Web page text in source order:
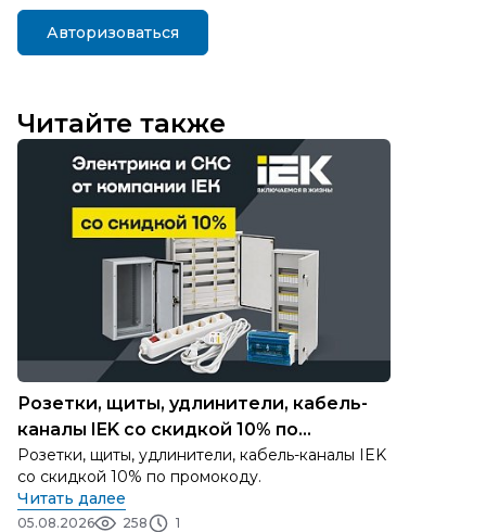
Авторизоваться
Читайте также
Розетки, щиты, удлинители, кабель-
каналы IEK со скидкой 10% по
промокоду
Розетки, щиты, удлинители, кабель-каналы IEK
со скидкой 10% по промокоду.
Читать далее
05.08.2026 258 1